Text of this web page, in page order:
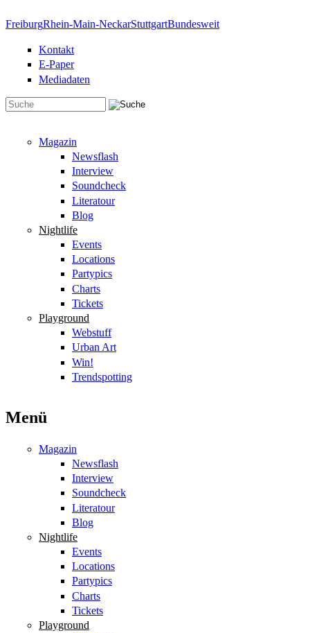
FreiburgRhein-Main-NeckarStuttgartBundesweit
Kontakt
E-Paper
Mediadaten
Magazin
Newsflash
Interview
Soundcheck
Literatour
Blog
Nightlife
Events
Locations
Partypics
Charts
Tickets
Playground
Webstuff
Urban Art
Win!
Trendspotting
Menü
Magazin
Newsflash
Interview
Soundcheck
Literatour
Blog
Nightlife
Events
Locations
Partypics
Charts
Tickets
Playground